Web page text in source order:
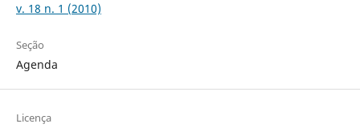
v. 18 n. 1 (2010)
Seção
Agenda
Licença